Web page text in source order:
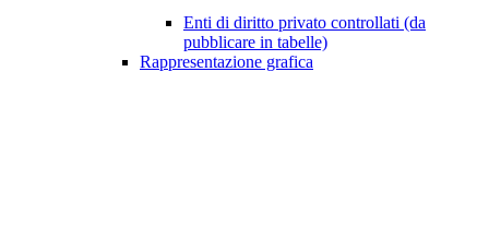
Enti di diritto privato controllati (da
pubblicare in tabelle)
Rappresentazione grafica